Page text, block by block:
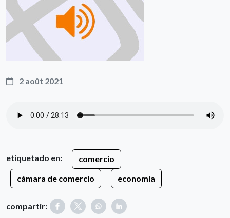
2 août 2021
etiquetado en:
comercio
cámara de comercio
economía
compartir: